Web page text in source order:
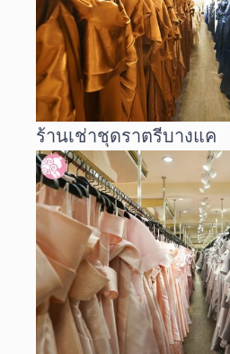
ร้านเช่าชุดราตรีบางแค